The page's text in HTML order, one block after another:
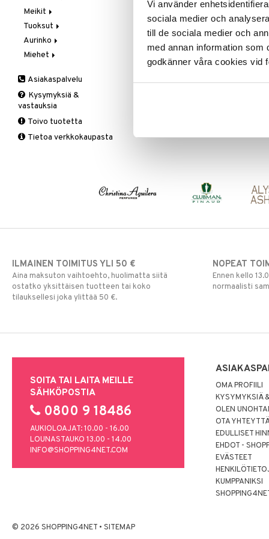
Vi använder
sociala medier och
till de sociala medier och
med annan information som
godkänner våra cookies vid
Saatavana useana vaihtoehtona
IDUN Hydra Soft Minerals
Vaihe 2: Kirkastus
Vaihe 3: Kosteutus
Käsien- ja Vartalonhoito
Kosteudenhoito
Kuorinta ja naamiot
Puhdistus
Silmien/Huulten Hoito
Meikit
Huulikiilto
Huulipuna
Huultenrajausväri
Luomiväri
Meikkisiveltmit
Peitevoide
Pohjustusvoide
Tuoksut
Aromatics Elixir
Calyx
Clinique Happy For Men
Aurinko
Aurinkosuoja
Miehet
Ironhoito
Kirkastus
Parranajo &
Ihonpuhdistus
Asiakaspalvelu
Kysymyksiä &
vastauksia
Toivo tuotetta
Tietoa verkkokaupasta
ILMAINEN TOIMITUS YLI 50 €
Aina maksuton vaihtoehto, huolimatta siitä
ostatko yksittäisen tuotteen tai koko
tilauksellesi joka ylittää 50 €.
NOPEAT
Ennen kello
normaalisti
SOITA TAI LAITA MEILLE
SÄHKÖPOSTIA
0800 9 18486
AUKIOLOAJAT: 10.00 - 16.00
LOUNASTAUKO 13.00 - 14.00
INFO@SHOPPING4NET.COM
OMA PROFIILI
KYSYMYKSIÄ
OLEN
OTA
EDULLISET
EHDOT -
EVÄSTEET
KUMPPANIKSI
© 2026 SHOPPING4NET • SITEMAP